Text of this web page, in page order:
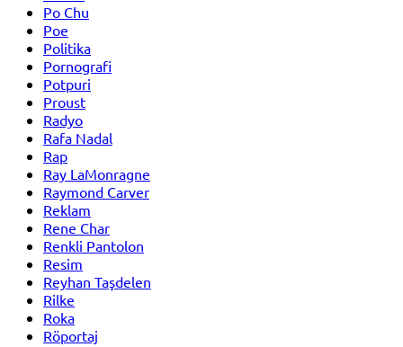
Po Chu
Poe
Politika
Pornografi
Potpuri
Proust
Radyo
Rafa Nadal
Rap
Ray LaMonragne
Raymond Carver
Reklam
Rene Char
Renkli Pantolon
Resim
Reyhan Taşdelen
Rilke
Roka
Röportaj